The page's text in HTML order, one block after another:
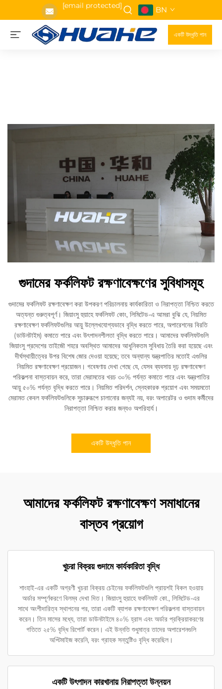
[email protected] BN
একটি উদ্ধৃতি পান
গুদামের ফর্কলিফট রক্ষণাবেক্ষণের সুবিধাসমূহ
গুদামের ফর্কলিফট রক্ষণাবেক্ষণ করা উপকরণ পরিচালনায় কার্যকারিতা ও নিরাপত্তা নিশ্চিত করতে
অত্যন্ত গুরুত্বপূর্ণ। জিয়াংসু হুয়াহে ফর্কলিফট কোং, লিমিটেড-এ আমরা বুঝি যে, নিয়মিত
রক্ষণাবেক্ষণ ফর্কলিফটগুলির আয়ু উল্লেখযোগ্যভাবে বৃদ্ধি করতে পারে, অপারেশনের বিরতি
(ডাউনটাইম) কমাতে পারে এবং উৎপাদনশীলতা বৃদ্ধি করতে পারে। আমাদের ফর্কলিফটগুলি
জিয়াংসু প্রদেশের তাইজৌ শহরে অবস্থিত আমাদের আধুনিকতম সুবিধায় তৈরি করা হয়েছে এবং
দীর্ঘস্থায়ীত্বের উপর বিশেষ জোর দেওয়া হয়েছে; তবে অন্যান্য যন্ত্রপাতির মতোই এগুলির
নিয়মিত রক্ষণাবেক্ষণ প্রয়োজন। গবেষণায় দেখা গেছে যে, যেসব ব্যবসায় দৃঢ় রক্ষণাবেক্ষণ
পরিকল্পনা বাস্তবায়ন করে, তারা মেরামতের খরচ ৩০% পর্যন্ত কমাতে পারে এবং যন্ত্রপাতির
আয়ু ৫০% পর্যন্ত বৃদ্ধি করতে পারে। নিয়মিত পরিদর্শন, স্নেহকারক প্রয়োগ এবং সময়মতো
মেরামত কেবল ফর্কলিফটগুলিকে সুচারুরূপে চালানোর জন্যই নয়, বরং অপারেটর ও গুদাম কর্মীদের
নিরাপত্তা নিশ্চিত করার জন্যও অপরিহার্য।
একটি উদ্ধৃতি পান
আমাদের ফর্কলিফট রক্ষণাবেক্ষণ সমাধানের
বাস্তব প্রয়োগ
খুচরা বিক্রয় গুদামে কার্যকারিতা বৃদ্ধি
শাংহাই-এর একটি অগ্রণী খুচরা বিক্রয় চেইনের ফর্কলিফটগুলি প্রায়শই বিকল হওয়ায়
অর্ডার সম্পূর্ণকরণে বিলম্ব দেখা দিত। জিয়াংসু হুয়াহে ফর্কলিফট কো., লিমিটেড-এর
সাথে অংশীদারিত্ব স্থাপনের পর, তারা একটি ব্যাপক রক্ষণাবেক্ষণ পরিকল্পনা বাস্তবায়ন
করেন। তিন মাসের মধ্যে, তারা ডাউনটাইমে ৪০% হ্রাস এবং অর্ডার প্রক্রিয়াকরণের
গতিতে ২৫% বৃদ্ধি রিপোর্ট করেন। এই উন্নতি শুধুমাত্র তাদের অপারেশনগুলি
অপ্টিমাইজ করেনি, বরং গ্রাহক সন্তুষ্টিও বৃদ্ধি করেছিল।
একটি উৎপাদন কারখানায় নিরাপত্তা উন্নয়ন